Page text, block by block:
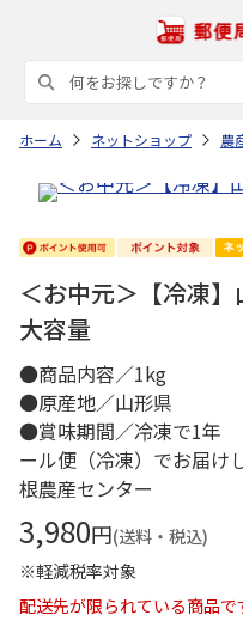
ホーム ネットショップ 農
＜お中元＞【冷凍
大容量
●商品内容／1kg
●原産地／山形県
●賞味期間／冷凍で1年
ール便（冷凍）でお届
根農産センター
3,980円(送料・税込)
※軽減税率対象
配送先が限られている商品で